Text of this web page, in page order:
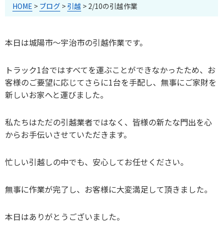
HOME > ブログ > 引越 > 2/10の引越作業
本日は城陽市～宇治市の引越作業です。
トラック1台ではすべてを運ぶことができなかったため、お
客様のご要望に応じてさらに1台を手配し、無事にご家財を
新しいお家へと運びました。
私たちはただの引越業者ではなく、皆様の新たな門出を心
からお手伝いさせていただきます。
忙しい引越しの中でも、安心してお任せください。
無事に作業が完了し、お客様に大変満足して頂きました。
本日はありがとうございました。